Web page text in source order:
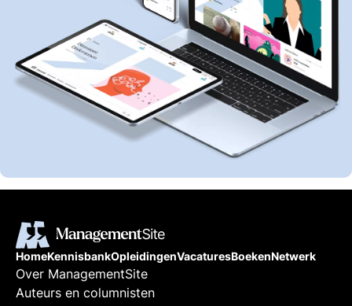
HomeKennisbankOpleidingenVacaturesBoekenNetwerk
Over ManagementSite
Auteurs en columnisten